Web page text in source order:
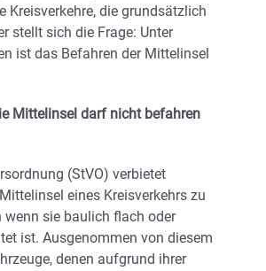
Kreisverkehre, die grundsätzlich
stellt sich die Frage: Unter
ist das Befahren der Mittelinsel
Mittelinsel darf nicht befahren
(StVO) verbietet
eines Kreisverkehrs zu
sie baulich flach oder
ist​. Ausgenommen von diesem
denen aufgrund ihrer